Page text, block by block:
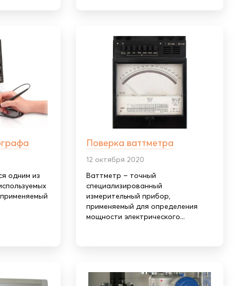
одним из
Поверка ваттметра
12 октября 2020
Ваттметр – точный
специализированный
измерительный прибор,
применяемый для определения
мощности электрического...